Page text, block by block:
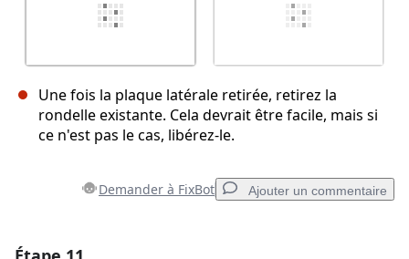
Une fois la plaque latérale retirée, retirez la
rondelle existante. Cela devrait être facile, mais si
ce n'est pas le cas, libérez-le.
Demander à FixBot Ajouter un commentaire